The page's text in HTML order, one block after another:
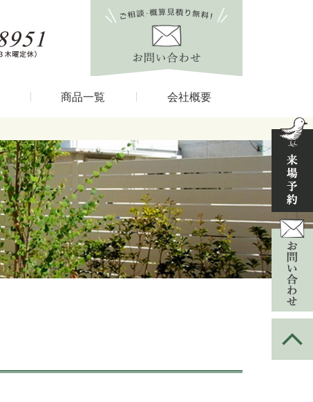
商品一覧 会社概要